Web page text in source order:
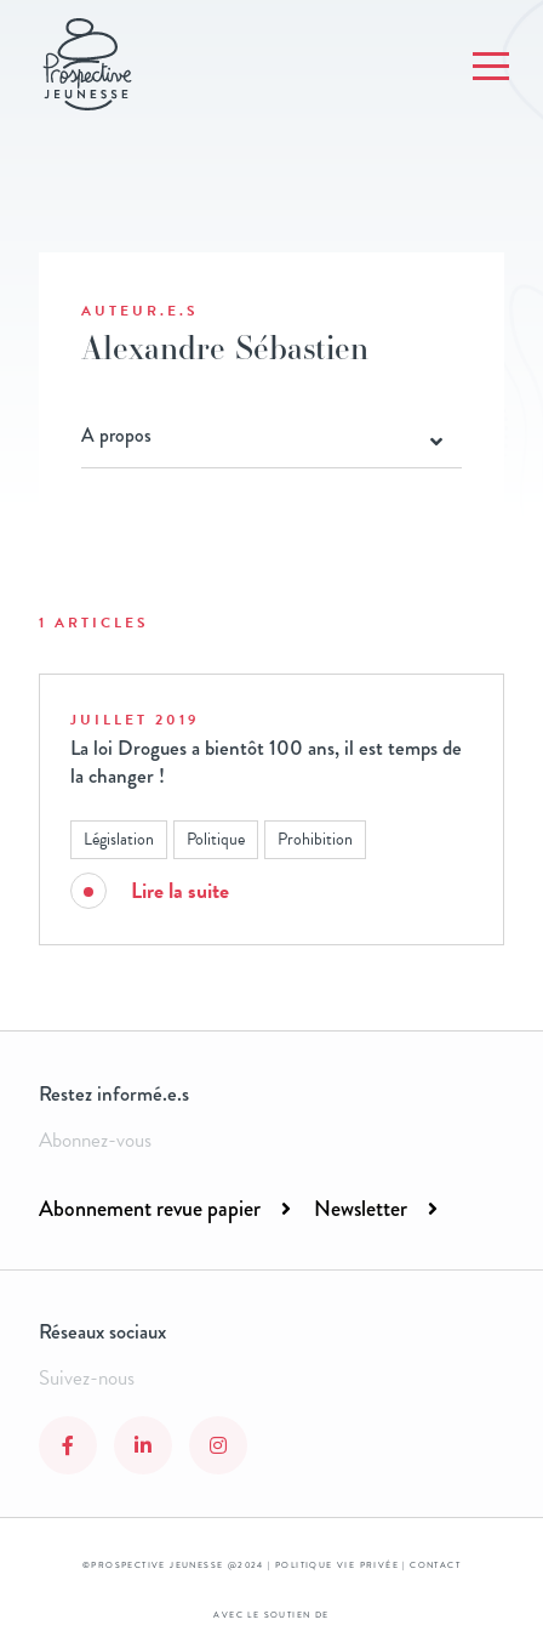
AUTEUR.E.S
Alexandre Sébastien
A propos
1 ARTICLES
JUILLET 2019
La loi Drogues a bientôt 100 ans, il est temps de
la changer !
Législation Politique Prohibition
Lire la suite
Restez informé.e.s
Abonnez-vous
Abonnement revue papier Newsletter
Réseaux sociaux
Suivez-nous
©PROSPECTIVE JEUNESSE @2024 | POLITIQUE VIE PRIVÉE |CONTACT
AVEC LE SOUTIEN DE